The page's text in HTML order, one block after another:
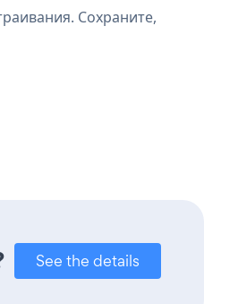
Сохраните,
See the details